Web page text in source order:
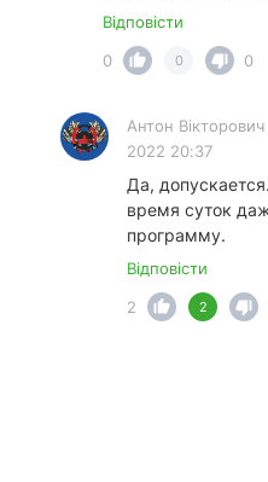
Відповісти
0
0 0
Антон Вікторович
2022 20:37
Да,
время суток
программу.
Відповісти
2
2